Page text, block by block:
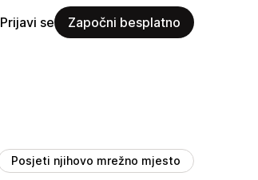
Prijavi se Započni besplatno
Posjeti njihovo mrežno mjesto